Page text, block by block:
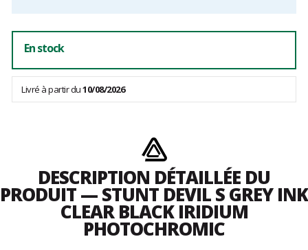
En stock
Livré à partir du10/08/2026
DESCRIPTION DÉTAILLÉE DU
PRODUIT — STUNT DEVIL S GREY INK
CLEAR BLACK IRIDIUM
PHOTOCHROMIC